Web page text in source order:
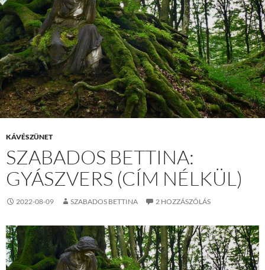
KÁVÉSZÜNET
SZABADOS BETTINA:
GYÁSZVERS (CÍM NÉLKÜL)
2022-08-09 SZABADOS BETTINA 2 HOZZÁSZÓLÁS